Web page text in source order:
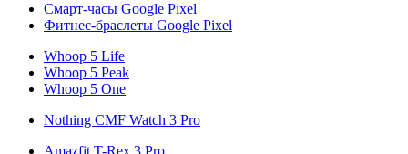
Смарт-часы Google Pixel
Фитнес-браслеты Google Pixel
Whoop 5 Life
Whoop 5 Peak
Whoop 5 One
Nothing CMF Watch 3 Pro
Amazfit T-Rex 3 Pro